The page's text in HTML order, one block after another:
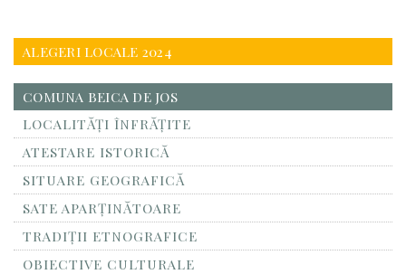
ALEGERI LOCALE 2024
COMUNA BEICA DE JOS
LOCALITĂŢI ÎNFRĂŢITE
ATESTARE ISTORICĂ
SITUARE GEOGRAFICĂ
SATE APARȚINĂTOARE
TRADIȚII ETNOGRAFICE
OBIECTIVE CULTURALE